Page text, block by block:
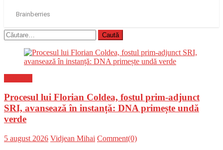
Caută
după:
Procesul lui Florian Coldea, fostul prim-adjunct
SRI, avansează în instanță: DNA primește undă
verde
Posted
5 august 2026 Author
Vidjean Mihai Comment(0)